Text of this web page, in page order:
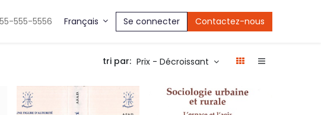
555-5556 Français Se connecter Contactez-nous
tri par: Prix - Décroissant